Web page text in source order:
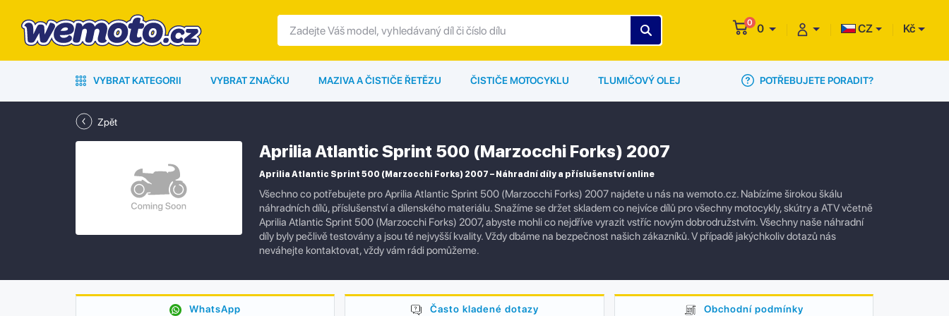
0 0 CZ Kč
VYBRAT KATEGORII VYBRAT ZNAČKU MAZIVA A ČISTIČE ŘETĚZU ČISTIČE MOTOCYKLU TLUMIČOVÝ OLEJ POTŘEBUJETE PORADIT?
Zpět
Aprilia Atlantic Sprint 500 (Marzocchi Forks) 2007
Aprilia Atlantic Sprint 500 (Marzocchi Forks) 2007 – Náhradní díly a příslušenství online
Všechno co potřebujete pro Aprilia Atlantic Sprint 500 (Marzocchi Forks) 2007 najdete u nás na wemoto.cz. Nabízíme širokou škálu
náhradních dílů, příslušenství a dílenského materiálu. Snažíme se držet skladem co nejvíce dílů pro všechny motocykly, skútry a ATV včetně
Aprilia Atlantic Sprint 500 (Marzocchi Forks) 2007, abyste mohli co nejdříve vyrazit vstříc novým dobrodružstvím. Všechny naše náhradní
díly byly pečlivě testovány a jsou té nejvyšší kvality. Vždy dbáme na bezpečnost našich zákazníků. V případě jakýchkoliv dotazů nás
neváhejte kontaktovat, vždy vám rádi pomůžeme.
WhatsApp Často kladené dotazy Obchodní podmínky